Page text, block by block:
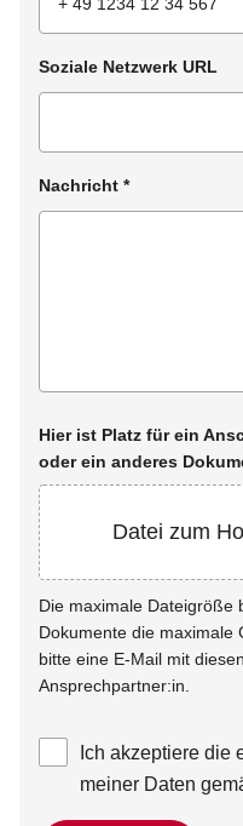
Soziale Netzwerk URL
Nachricht *
Hier ist Platz für ein
oder ein anderes
Datei zum
Die maximale Dateigröße
Dokumente die maximale
bitte eine E-Mail mit
Ansprechpartner:in.
Ich akzeptiere die
meiner Daten